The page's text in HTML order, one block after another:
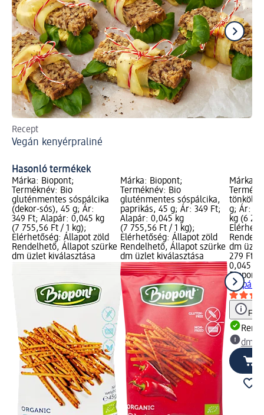
Recept
Vegán kenyérpraliné
Hasonló termékek
Márka: Biopont;
Terméknév: Bio
gluténmentes sóspálcika
(dekor-sós), 45 g; Ár:
349 Ft; Alapár: 0,045 kg
(7 755,56 Ft / 1 kg);
Elérhetőség: Állapot zöld
Rendelhető, Állapot szürke
dm üzlet kiválasztása
Márka: Biopont;
Terméknév: Bio
gluténmentes sóspálcika,
paprikás, 45 g; Ár: 349 Ft;
Alapár: 0,045 kg
(7 755,56 Ft / 1 kg);
Elérhetőség: Állapot zöld
Rendelhető, Állapot szürke
dm üzlet kiválasztása
Márka:
g; Ár:
kg (6
dm
279 Ft
0,045
Biopont
dm